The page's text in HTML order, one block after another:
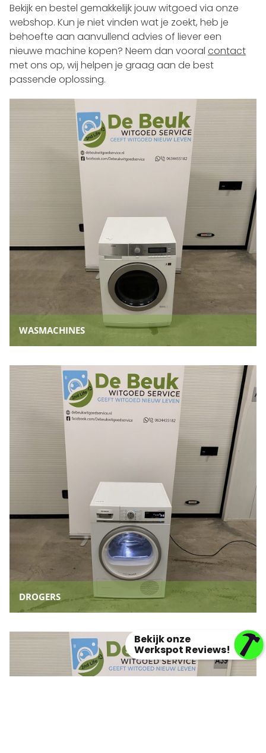
Bekijk en bestel gemakkelijk jouw witgoed via onze
webshop. Kun je niet vinden wat je zoekt, heb je
behoefte aan aanvullend advies of liever een
nieuwe machine kopen? Neem dan vooral contact
met ons op, wij helpen je graag aan de best
passende oplossing.
WASMACHINES
DROGERS
Bekijk onze
Werkspot Reviews!